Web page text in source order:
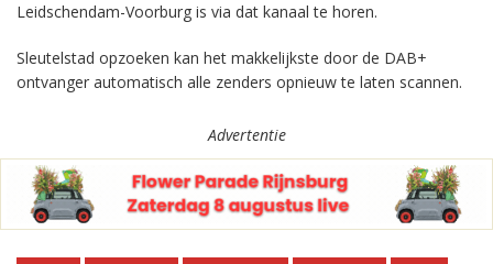
Leidschendam-Voorburg is via dat kanaal te horen.
Sleutelstad opzoeken kan het makkelijkste door de DAB+
ontvanger automatisch alle zenders opnieuw te laten scannen.
Advertentie